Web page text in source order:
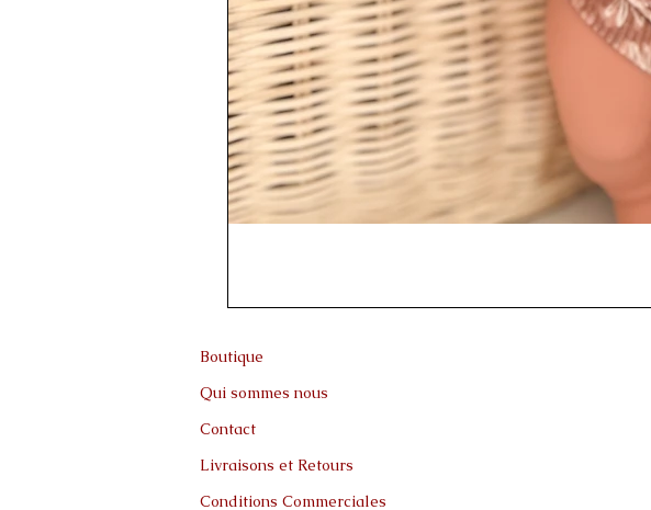
Boutique
Qui sommes nous
Contact
Livraisons et Retours
Conditions Commerciales